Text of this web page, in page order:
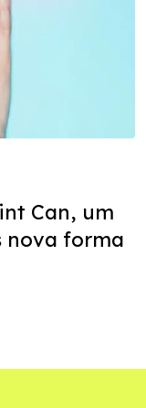
Can, um
nova forma